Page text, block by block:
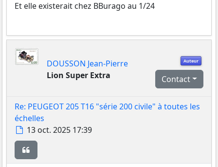
Et elle existerait chez BBurago au 1/24
Auteur
DOUSSON Jean-Pierre
Lion Super Extra
Contact
Re: PEUGEOT 205 T16 "série 200 civile" à toutes les
échelles
Message
13 oct. 2025 17:39